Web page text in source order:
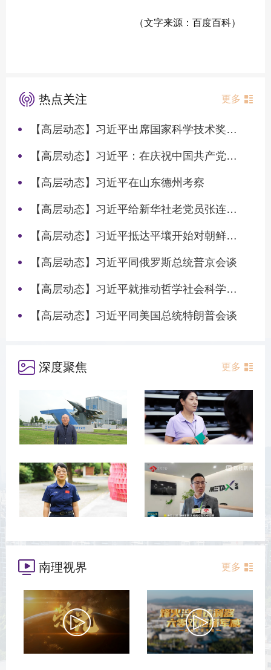
（文字来源：百度百科）
热点关注 更多
【高层动态】习近平出席国家科学技术奖励大会两院院士大会中国科协第十一次全国代表大会并发表重要讲话
【高层动态】习近平：在庆祝中国共产党成立105周年大会上的讲话
【高层动态】习近平在山东德州考察
【高层动态】习近平给新华社老党员张连生回信强调 传承红色基因 在新征程上书写优异答卷
【高层动态】习近平抵达平壤开始对朝鲜进行国事访问
【高层动态】习近平同俄罗斯总统普京会谈
【高层动态】习近平就推动哲学社会科学高质量发展作出重要指示
【高层动态】习近平同美国总统特朗普会谈
深度聚焦 更多
南理视界 更多